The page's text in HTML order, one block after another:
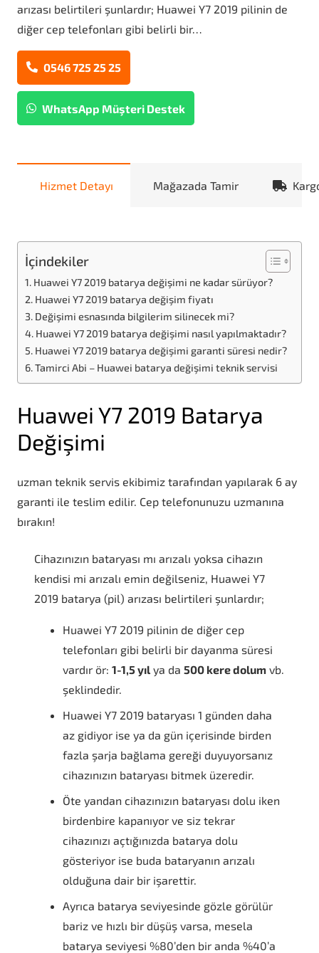
arızası belirtileri şunlardır; Huawei Y7 2019 pilinin de
diğer cep telefonları gibi belirli bir…
0546 725 25 25
WhatsApp Müşteri Destek
Hizmet Detayı Mağazada Tamir
İçindekiler
Huawei Y7 2019 batarya değişimi ne kadar sürüyor?
Huawei Y7 2019 batarya değişim fiyatı
Değişimi esnasında bilgilerim silinecek mi?
Huawei Y7 2019 batarya değişimi nasıl yapılmaktadır?
Huawei Y7 2019 batarya değişimi garanti süresi nedir?
Tamirci Abi – Huawei batarya değişimi teknik servisi
Huawei Y7 2019 Batarya
Değişimi
uzman teknik servis ekibimiz tarafından yapılarak 6 ay
garanti ile teslim edilir. Cep telefonunuzu uzmanına
bırakın!
Cihazınızın bataryası mı arızalı yoksa cihazın
kendisi mi arızalı emin değilseniz, Huawei Y7
2019 batarya (pil) arızası belirtileri şunlardır;
Huawei Y7 2019 pilinin de diğer cep
telefonları gibi belirli bir dayanma süresi
vardır ör: 1-1,5 yıl ya da 500 kere dolum vb.
şeklindedir.
Huawei Y7 2019 bataryası 1 günden daha
az gidiyor ise ya da gün içerisinde birden
fazla şarja bağlama gereği duyuyorsanız
cihazınızın bataryası bitmek üzeredir.
Öte yandan cihazınızın bataryası dolu iken
birdenbire kapanıyor ve siz tekrar
cihazınızı açtığınızda batarya dolu
gösteriyor ise buda bataryanın arızalı
olduğuna dair bir işarettir.
Ayrıca batarya seviyesinde gözle görülür
bariz ve hızlı bir düşüş varsa, mesela
batarya seviyesi %80’den bir anda %40’a